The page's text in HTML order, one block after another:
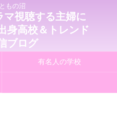
もの沼
視聴する主婦に
身高校＆トレンド
ブログ
有名人の学校